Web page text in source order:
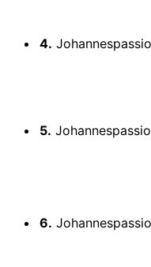
4. Johannespassion, BWV 245, Pt. 1: Auf daß
5. Johannespassion, BWV 245, Pt. 1:
6. Johannespassion, BWV 245, Pt. 1: Die Schar